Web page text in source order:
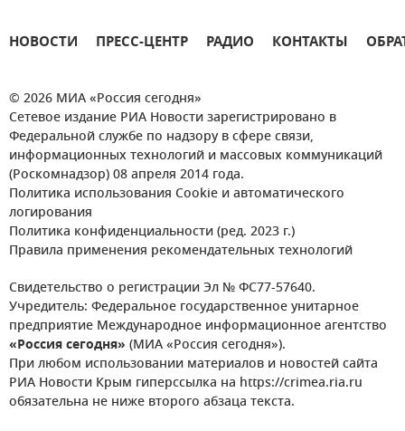
НОВОСТИ ПРЕСС-ЦЕНТР РАДИО КОНТАКТЫ
© 2026 МИА «Россия сегодня»
Сетевое издание РИА Новости зарегистрировано в
Федеральной службе по надзору в сфере связи,
информационных технологий и массовых коммуникаций
(Роскомнадзор) 08 апреля 2014 года.
Политика использования Cookie и автоматического
логирования
Политика конфиденциальности (ред. 2023 г.)
Правила применения рекомендательных технологий
Свидетельство о регистрации Эл № ФС77-57640.
Учредитель: Федеральное государственное унитарное
предприятие Международное информационное агентство
«Россия сегодня» (МИА «Россия сегодня»).
При любом использовании материалов и новостей сайта
РИА Новости Крым гиперссылка на https://crimea.ria.ru
обязательна не ниже второго абзаца текста.